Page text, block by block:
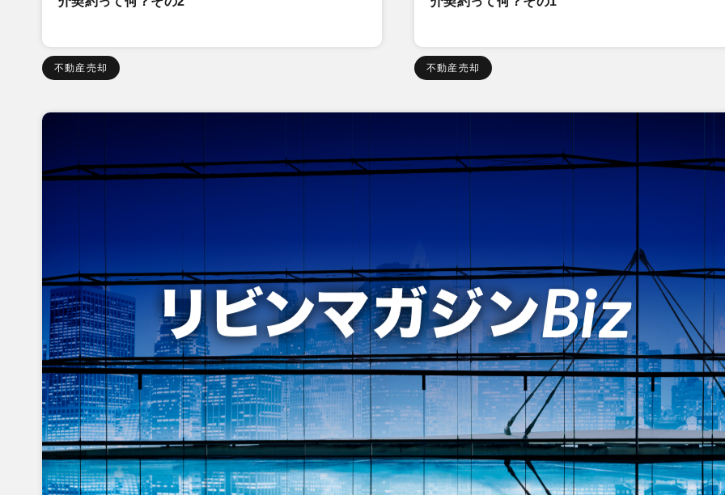
不動産売却 不動産売却